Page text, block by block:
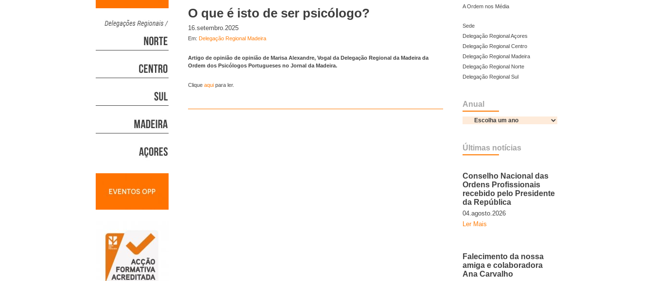
O que é isto de ser psicólogo?
16.setembro.2025
Em: Delegação Regional Madeira
Artigo de opinião de opinião de Marisa Alexandre, Vogal da Delegação Regional da Madeira da
Ordem dos Psicólogos Portugueses no Jornal da Madeira.
Clique aqui para ler.
A Ordem nos Média
Sede
Delegação Regional Açores
Delegação Regional Centro
Delegação Regional Madeira
Delegação Regional Norte
Delegação Regional Sul
Anual
Últimas notícias
Conselho Nacional das
Ordens Profissionais
recebido pelo Presidente
da República
04.agosto.2026
Ler Mais
Falecimento da nossa
amiga e colaboradora
Ana Carvalho